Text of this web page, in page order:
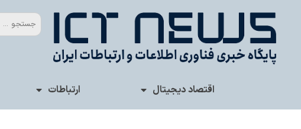
اقتصاد دیجیتال ارتباطات